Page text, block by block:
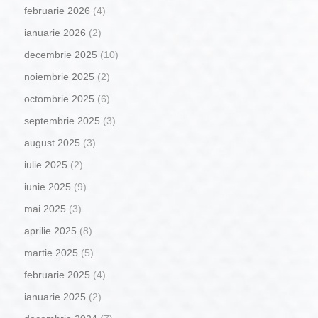
februarie 2026 (4)
ianuarie 2026 (2)
decembrie 2025 (10)
noiembrie 2025 (2)
octombrie 2025 (6)
septembrie 2025 (3)
august 2025 (3)
iulie 2025 (2)
iunie 2025 (9)
mai 2025 (3)
aprilie 2025 (8)
martie 2025 (5)
februarie 2025 (4)
ianuarie 2025 (2)